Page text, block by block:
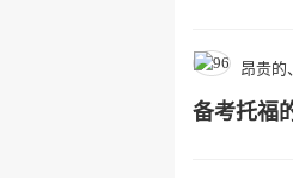
昂贵的
备考托福